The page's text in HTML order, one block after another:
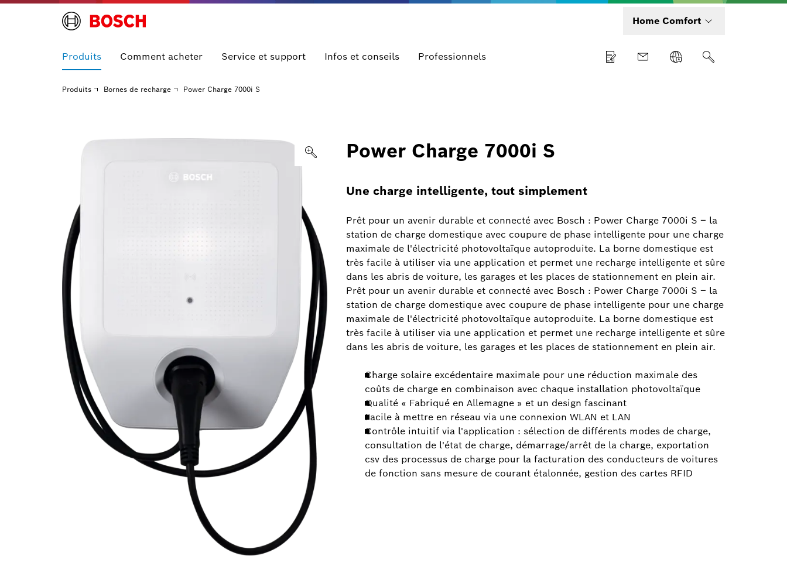
Home Comfort
Produits Comment acheter Service et support Infos et conseils Professionnels
Produits Bornes de recharge Power Charge 7000i S
Power Charge 7000i S
Une charge intelligente, tout simplement
Prêt pour un avenir durable et connecté avec Bosch : Power Charge 7000i S – la
station de charge domestique avec coupure de phase intelligente pour une charge
maximale de l'électricité photovoltaïque autoproduite. La borne domestique est
très facile à utiliser via une application et permet une recharge intelligente et sûre
dans les abris de voiture, les garages et les places de stationnement en plein air.
Prêt pour un avenir durable et connecté avec Bosch : Power Charge 7000i S – la
station de charge domestique avec coupure de phase intelligente pour une charge
maximale de l'électricité photovoltaïque autoproduite. La borne domestique est
très facile à utiliser via une application et permet une recharge intelligente et sûre
dans les abris de voiture, les garages et les places de stationnement en plein air.
Charge solaire excédentaire maximale pour une réduction maximale des
coûts de charge en combinaison avec chaque installation photovoltaïque
Qualité « Fabriqué en Allemagne » et un design fascinant
Facile à mettre en réseau via une connexion WLAN et LAN
Contrôle intuitif via l'application : sélection de différents modes de charge,
consultation de l'état de charge, démarrage/arrêt de la charge, exportation
csv des processus de charge pour la facturation des conducteurs de voitures
de fonction sans mesure de courant étalonnée, gestion des cartes RFID